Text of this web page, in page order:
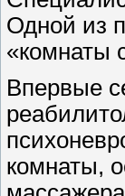
Одной из
«комнаты
Впервые
комнаты,